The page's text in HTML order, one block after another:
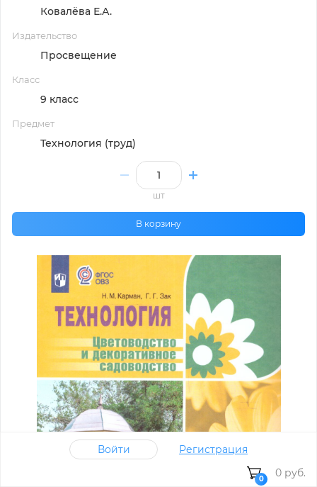
Ковалёва Е.А.
Издательство
Просвещение
Класс
9 класс
Предмет
Технология (труд)
шт
В корзину
Войти Регистрация
0 0 руб.